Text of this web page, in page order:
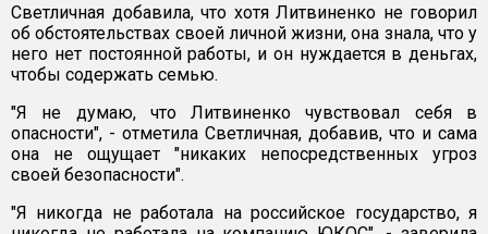
Светличная добавила, что хотя Литвиненко не говорил
об обстоятельствах своей личной жизни, она знала, что у
него нет постоянной работы, и он нуждается в деньгах,
чтобы содержать семью.
"Я не думаю, что Литвиненко чувствовал себя в
опасности", - отметила Светличная, добавив, что и сама
она не ощущает "никаких непосредственных угроз
своей безопасности".
"Я никогда не работала на российское государство, я